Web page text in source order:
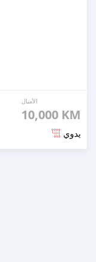
الأميال
10,000 KM
يدوي